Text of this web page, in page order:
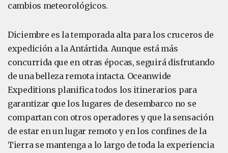
cambios meteorológicos.
Diciembre es la temporada alta para los cruceros de
expedición a la Antártida. Aunque está más
concurrida que en otras épocas, seguirá disfrutando
de una belleza remota intacta. Oceanwide
Expeditions planifica todos los itinerarios para
garantizar que los lugares de desembarco no se
compartan con otros operadores y que la sensación
de estar en un lugar remoto y en los confines de la
Tierra se mantenga a lo largo de toda la experiencia